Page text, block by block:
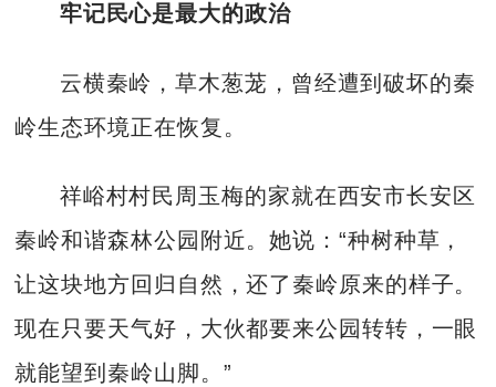
牢记民心是最大的政治
云横秦岭，草木葱茏，曾经遭到破坏的秦
岭生态环境正在恢复。
祥峪村村民周玉梅的家就在西安市长安区
秦岭和谐森林公园附近。她说：“种树种草，
让这块地方回归自然，还了秦岭原来的样子。
现在只要天气好，大伙都要来公园转转，一眼
就能望到秦岭山脚。”